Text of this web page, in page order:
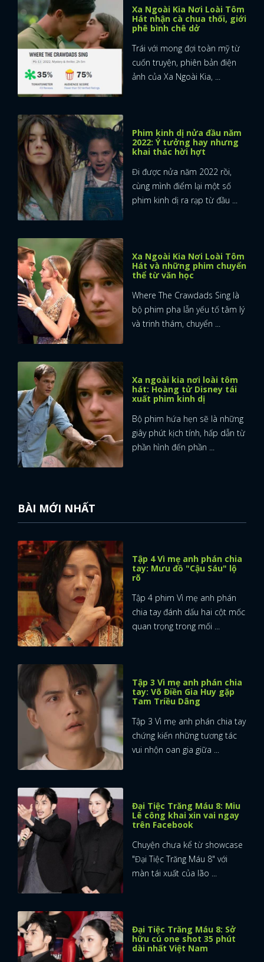
FACEBOOK GOOGLE
Xa Ngoài Kia Nơi Loài Tôm
Hát nhận cà chua thối, giới
phê bình chê dở
Trái với mong đợi toàn mỹ từ
cuốn truyện, phiên bản điện
ảnh của Xa Ngoài Kia, ...
Phim kinh dị nửa đầu năm
2022: Ý tưởng hay nhưng
khai thác hời hợt
Đi được nửa năm 2022 rồi,
cùng mình điểm lại một số
phim kinh dị ra rạp từ đầu ...
Xa Ngoài Kia Nơi Loài Tôm
Hát và những phim chuyển
thể từ văn học
Where The Crawdads Sing là
bộ phim pha lẫn yếu tố tâm lý
và trinh thám, chuyển ...
Xa ngoài kia nơi loài tôm
hát: Hoàng tử Disney tái
xuất phim kinh dị
Bộ phim hứa hẹn sẽ là những
giây phút kịch tính, hấp dẫn từ
phần hình đến phần ...
BÀI MỚI NHẤT
Tập 4 Vì mẹ anh phán chia
tay: Mưu đồ "Cậu Sáu" lộ
rõ
Tập 4 phim Vì mẹ anh phán
chia tay đánh dấu hai cột mốc
quan trọng trong mối ...
Tập 3 Vì mẹ anh phán chia
tay: Võ Điền Gia Huy gặp
Tam Triều Dâng
Tập 3 Vì mẹ anh phán chia tay
chứng kiến những tương tác
vui nhộn oan gia giữa ...
Đại Tiệc Trăng Máu 8: Miu
Lê công khai xin vai ngay
trên Facebook
Chuyện chưa kể từ showcase
"Đại Tiệc Trăng Máu 8" với
màn tái xuất của lão ...
Đại Tiệc Trăng Máu 8: Sở
hữu cú one shot 35 phút
dài nhất Việt Nam